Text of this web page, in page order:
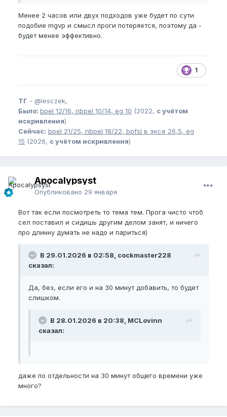
Менее 2 часов или двух подходов уже будет по сути
подобие mgvp и смысл проги потеряется, поэтому да -
будет менее эффективно.
1
ТГ - @lesczek,
Было: bpel 12/16, nbpel 10/14, eg 10 (2022, с учётом
искривления)
Сейчас: bpel 21/25, nbpel 18/22, bpfsl в эксе 26,5, eg
15 (2026, с учётом искривления)
Apocalypsyst
Опубликовано 29 января
Вот так если посмотреть то тема тем. Прога чисто чтоб
сел поставил и сидишь другим делом занят, и ничего
про длинну думать не надо и париться)
В 29.01.2026 в 02:58, cockmaster228
сказал:
Да, без, если его и на 30 минут добавить, то будет
слишком.
В 28.01.2026 в 20:38, MCLovinn
сказал:
даже по отдельности на 30 минут общего времени уже
много?